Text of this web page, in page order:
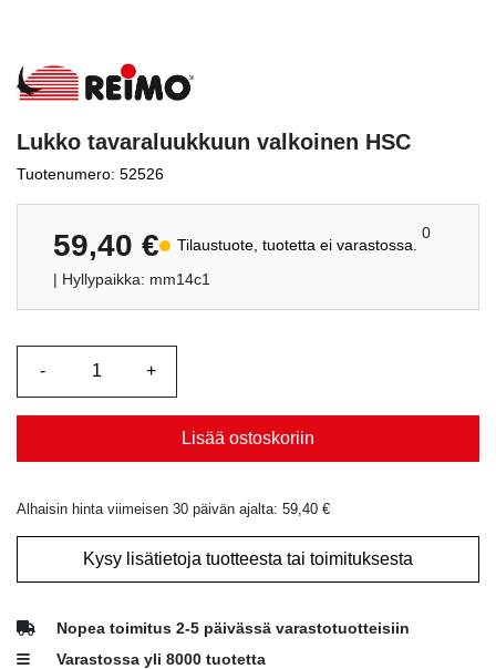
Lukko tavaraluukkuun valkoinen HSC
Tuotenumero: 52526
59,40 € Tilaustuote, tuotetta ei varastossa.
0
| Hyllypaikka: mm14c1
Lisää ostoskoriin
Alhaisin hinta viimeisen 30 päivän ajalta: 59,40 €
Kysy lisätietoja tuotteesta tai toimituksesta
Nopea toimitus 2-5 päivässä varastotuotteisiin
Varastossa yli 8000 tuotetta